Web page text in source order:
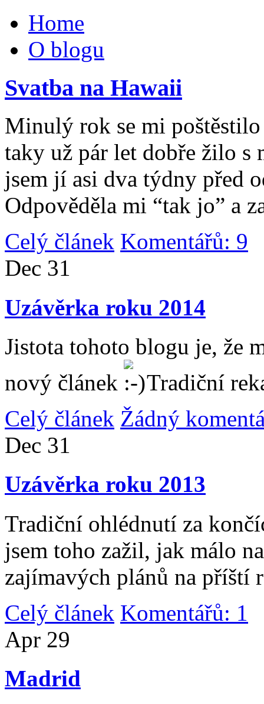
Home
O blogu
Svatba na Hawaii
Minulý rok se mi
taky už pár let dobře žilo
jsem jí asi dva týdny před
Odpověděla mi “tak jo” a
Celý článek Komentářů: 9
Dec 31
Uzávěrka roku 2014
Jistota tohoto blogu je, že
nový článek
Tradiční
Celý článek Žádný
Dec 31
Uzávěrka roku 2013
Tradiční ohlédnutí za
jsem toho zažil, jak málo
zajímavých plánů na příští
Celý článek Komentářů: 1
Apr 29
Madrid